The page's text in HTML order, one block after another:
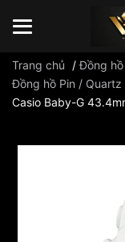
Đồng hồ casio đồng
Trang chủ /Đồng
Đồng hồ Pin / Quartz
Casio Baby-G